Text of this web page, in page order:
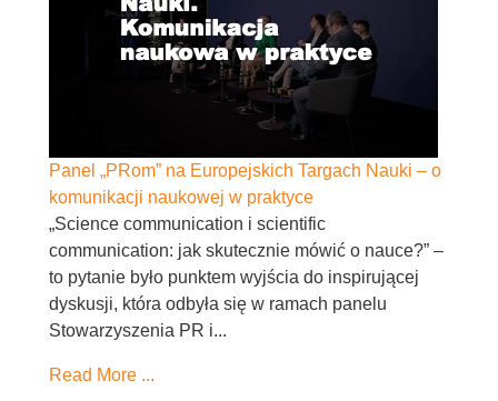
Panel „PRom” na Europejskich Targach Nauki – o
komunikacji naukowej w praktyce
„Science communication i scientific
communication: jak skutecznie mówić o nauce?” –
to pytanie było punktem wyjścia do inspirującej
dyskusji, która odbyła się w ramach panelu
Stowarzyszenia PR i...
Read More ...